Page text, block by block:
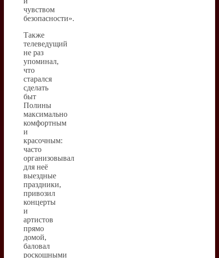
чувством
безопасности».
Также
телеведущий
не раз
упоминал,
что
старался
сделать
быт
Полины
максимально
комфортным
и
красочным:
часто
организовывал
для неё
выездные
праздники,
привозил
концерты
и
артистов
прямо
домой,
баловал
роскошными